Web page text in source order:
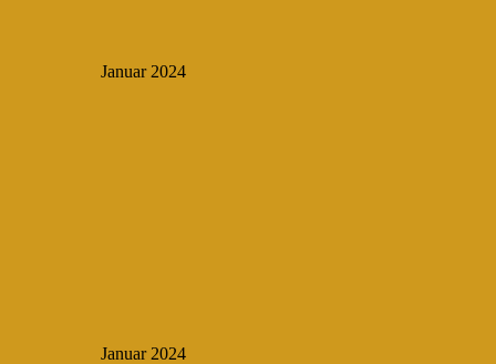
Januar 2024
Januar 2024